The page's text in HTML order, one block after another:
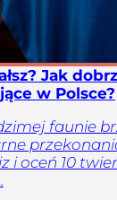
Jak
w Polsce?
faunie
i oceń 10